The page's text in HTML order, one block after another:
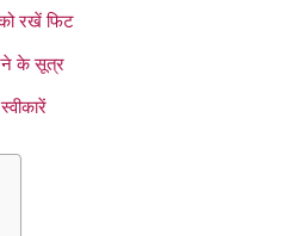
रखें फिट
के सूत्र